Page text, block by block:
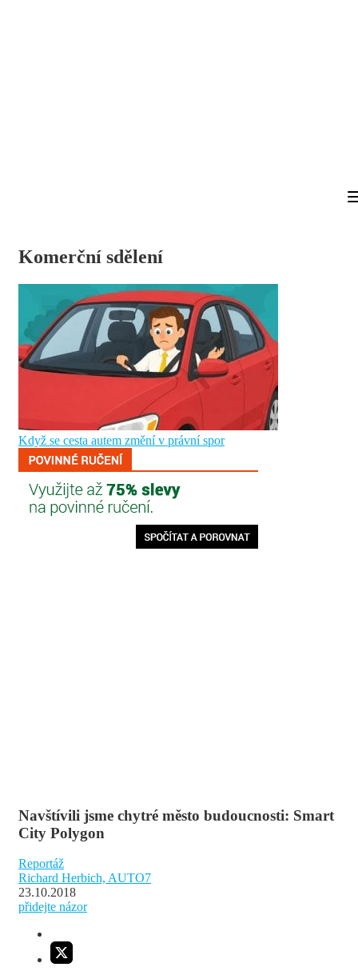
Navštívili jsme chytré město budoucnosti: Smart
City Polygon
Reportáž
Richard Herbich, AUTO7
23.10.2018
přidejte názor
Komerční sdělení
Když se cesta autem změní v právní spor